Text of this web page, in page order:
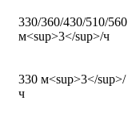
330/360/430/510/560
м<sup>3</sup>/ч
330 м<sup>3</sup>/
ч